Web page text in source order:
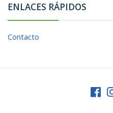
ENLACES RÁPIDOS
Contacto